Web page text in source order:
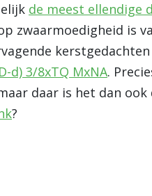
de meest ellendige
zwaarmoedigheid is
kerstgedachten
d) 3/8xTQ MxNA.
daar is het dan ook
?